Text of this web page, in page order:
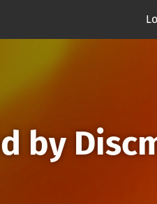
by